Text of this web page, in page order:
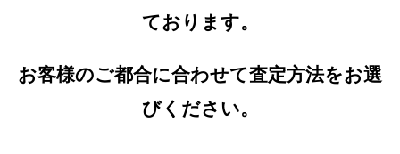
ております。
お客様のご都合に合わせて査定方法をお選
びください。